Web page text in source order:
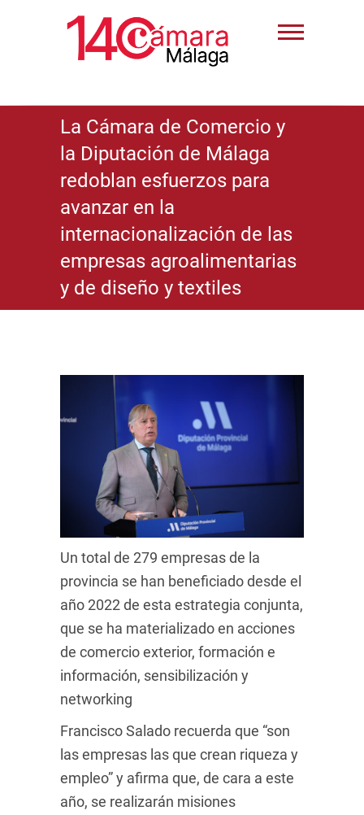
La Cámara de Comercio y
la Diputación de Málaga
redoblan esfuerzos para
avanzar en la
internacionalización de las
empresas agroalimentarias
y de diseño y textiles
Un total de 279 empresas de la
provincia se han beneficiado desde el
año 2022 de esta estrategia conjunta,
que se ha materializado en acciones
de comercio exterior, formación e
información, sensibilización y
networking
Francisco Salado recuerda que “son
las empresas las que crean riqueza y
empleo” y afirma que, de cara a este
año, se realizarán misiones